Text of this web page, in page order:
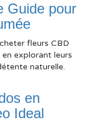
Guide pour
fleurs CBD
explorant leurs
naturelle.
en
Ideal